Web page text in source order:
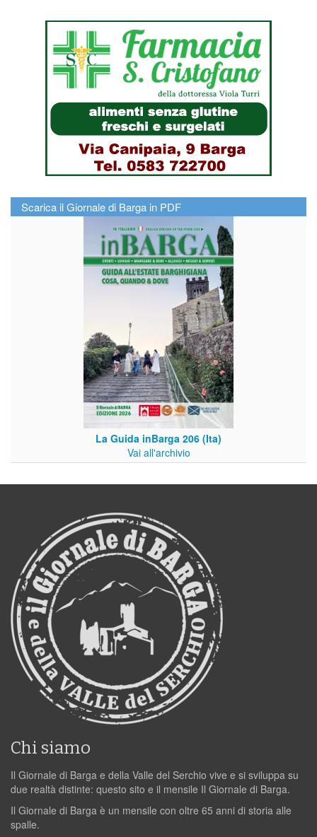
Scarica il Giornale di Barga in PDF
La Guida inBarga 206 (Ita)
Vai all'archivio
Chi siamo
Il Giornale di Barga e della Valle del Serchio vive e si sviluppa su
due realtà distinte: questo sito e il mensile Il Giornale di Barga.
Il Giornale di Barga è un mensile con oltre 65 anni di storia alle
spalle.